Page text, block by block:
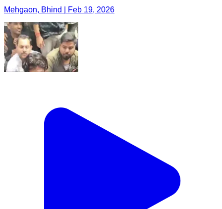
Mehgaon, Bhind | Feb 19, 2026